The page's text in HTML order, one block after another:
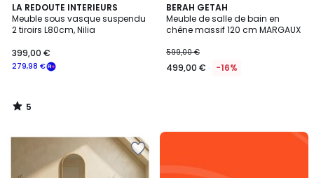
LA REDOUTE INTERIEURS
Meuble sous vasque suspendu
2 tiroirs L80cm, Nilia
279,98 €
399,00 €
5
/
5
5
/
BERAH GETAH
Meuble de salle de bain en
chêne massif 120 cm MARGAUX
599,00 €
499,00 € -16%
Alma
sans